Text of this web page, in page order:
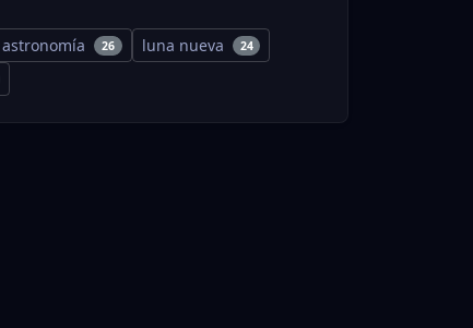
astronomía 26 luna nueva 24